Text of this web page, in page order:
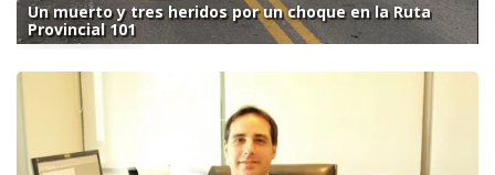
Un muerto y tres heridos por un choque en la Ruta
Provincial 101